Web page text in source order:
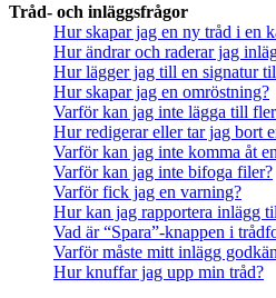
Tråd- och inläggsfrågor
Hur skapar jag en ny tråd i en
Hur ändrar och raderar jag
Hur lägger jag till en signatur
Hur skapar jag en omröstning?
Varför kan jag inte lägga till
Hur redigerar eller tar jag bort
Varför kan jag inte komma åt
Varför kan jag inte bifoga filer?
Varför fick jag en varning?
Hur kan jag rapportera inlägg
Vad är “Spara”-knappen i
Varför måste mitt inlägg
Hur knuffar jag upp min tråd?